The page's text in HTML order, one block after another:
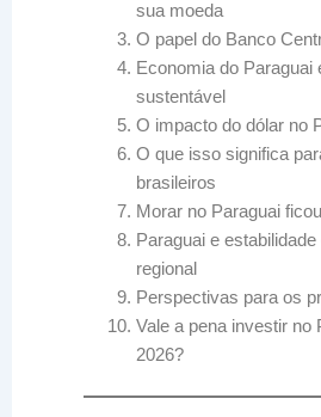
sua moeda
O papel do Banco
Economia do Paraguai
sustentável
O impacto do dólar no
O que isso significa
brasileiros
Morar no Paraguai
Paraguai e
regional
Perspectivas para os
Vale a pena investir no
2026?